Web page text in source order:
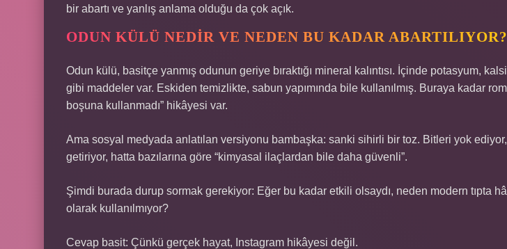
bir abartı ve yanlış anlama olduğu da çok açık.
ODUN KÜLÜ NEDIR VE NEDEN BU KADAR ABARTILIYOR?
Odun külü, basitçe yanmış odunun geriye bıraktığı mineral kalıntısı. İçinde potasyum,
gibi maddeler var. Eskiden temizlikte, sabun yapımında bile kullanılmış. Buraya kadar
boşuna kullanmadı” hikâyesi var.
Ama sosyal medyada anlatılan versiyonu bambaşka: sanki sihirli bir toz. Bitleri yok
getiriyor, hatta bazılarına göre “kimyasal ilaçlardan bile daha güvenli”.
Şimdi burada durup sormak gerekiyor: Eğer bu kadar etkili olsaydı, neden modern tıpta
olarak kullanılmıyor?
Cevap basit: Çünkü gerçek hayat, Instagram hikâyesi değil.